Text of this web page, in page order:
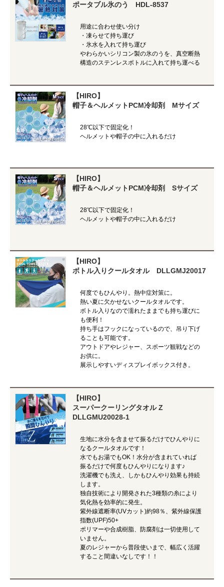
ポータブル氷のう HDL-8537
用途に合わせ使い分け
・凍らせて持ち運び
・氷水を入れて持ち運び
やわらかいシリコン製の氷のうを、真空断熱
構造のステンレスボトルに入れて持ち運べる
【HIRO】
帽子＆ヘルメットPCM冷却剤 Mサイズ
28℃以下で固定化！
ヘルメットや帽子の中に入れるだけ
【HIRO】
帽子＆ヘルメットPCM冷却剤 Sサイズ
28℃以下で固定化！
ヘルメットや帽子の中に入れるだけ
【HIRO】
ボトル入りクールタオル DLLGMJ20017
何度でもひんやり。熱中症対策に。
熱い夏に欠かせないクールタオルです。
ボトル入りなので濡れたままでも持ち運びに
も便利！
持ち手はフックになっているので、吊り下げ
ることも可能です。
アウトドアやレジャー、スポーツ観戦などの
お供に。
展示しやすいディスプレイボックス付き。
【HIRO】
スーパークーリングタオル Z
DLLGMU20028-1
生地に水分を含ませて振るだけでひんやりに
なるクールタオルです！
水でもお湯でもOK！水分が含まれていれば
振るだけで何度もひんやりになります♪
洗濯機でも洗え、しかもひんやり効果も持続
します。
独自技術により開発された3種類の糸により
気化熱を効率的に発生。
紫外線遮断率(UVカット)約98％、紫外線保護
指数(UPF)50+
ポリマーや合成樹脂、防腐剤は一切使用して
いません。
夏のレジャーから普段使いまで、幅広く活躍
すること間違いなしです！！